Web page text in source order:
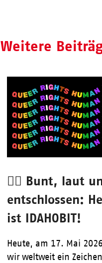
Weitere
🏳️‍🌈 Bunt, laut
entschlossen:
ist IDAHOBIT!
Heute, am 17. Mai
wir weltweit ein